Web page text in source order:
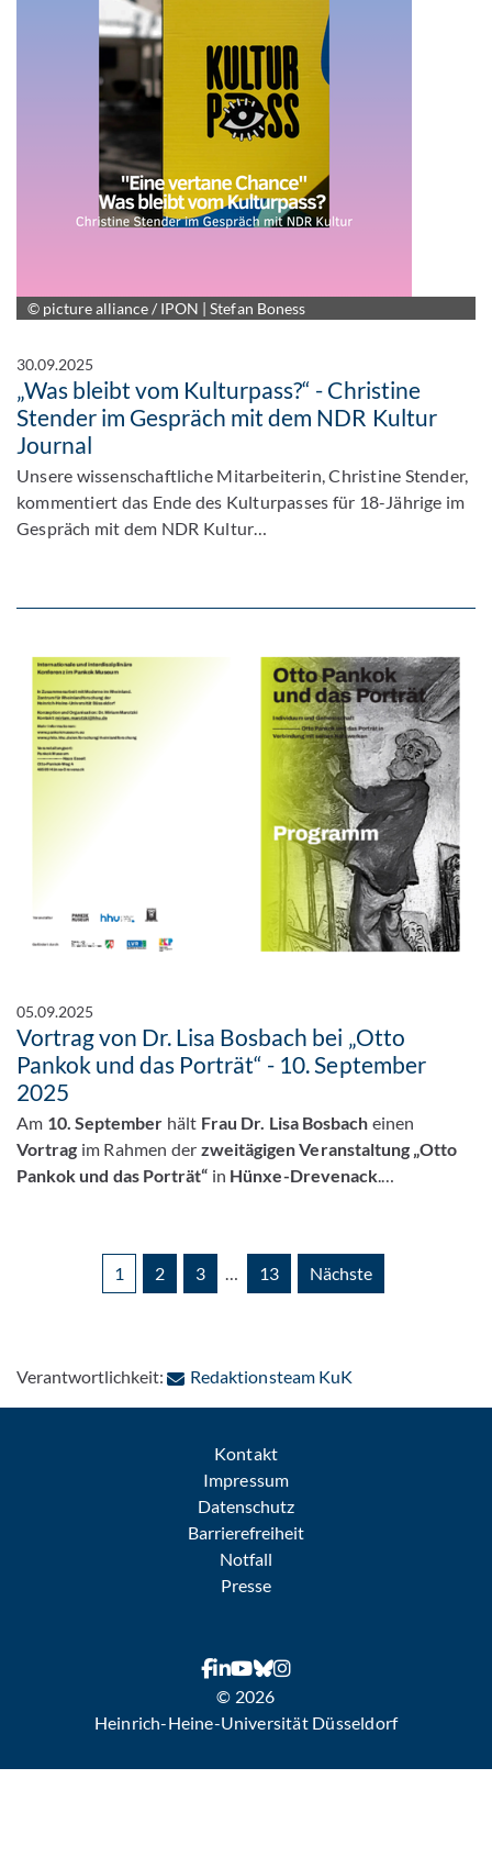
© picture alliance / IPON | Stefan Boness
30.09.2025
„Was bleibt vom Kulturpass?“ - Christine
Stender im Gespräch mit dem NDR Kultur
Journal
Unsere wissenschaftliche Mitarbeiterin, Christine Stender,
kommentiert das Ende des Kulturpasses für 18-Jährige im
Gespräch mit dem NDR Kultur…
05.09.2025
Vortrag von Dr. Lisa Bosbach bei „Otto
Pankok und das Porträt“ - 10. September
2025
Am 10. September hält Frau Dr. Lisa Bosbach einen
Vortrag im Rahmen derzweitägigen Veranstaltung „Otto
Pankok und das Porträt“ in Hünxe-Drevenack.…
1 2 3 13 Nächste
Verantwortlichkeit: Redaktionsteam KuK: Per E-Mail
Kontakt
Impressum
Datenschutz
Barrierefreiheit
Notfall
Presse
© 2026
Heinrich-Heine-Universität Düsseldorf